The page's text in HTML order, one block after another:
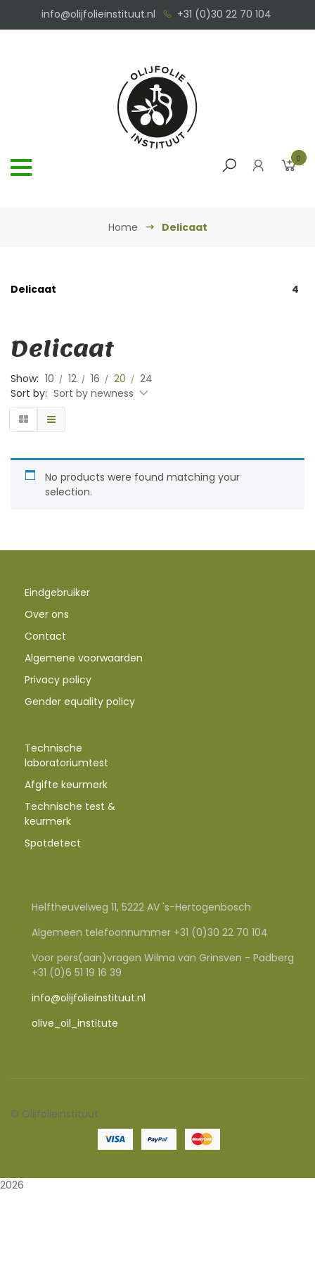
info@olijfolieinstituut.nl +31 (0)30 22 70 104
0
Home Delicaat
Delicaat 4
Delicaat
Show: 10 12 16 20
24
Sort by: Sort by newness
No products were found matching your
selection.
Eindgebruiker
Over ons
Contact
Algemene voorwaarden
Privacy policy
Gender equality policy
Technische
laboratoriumtest
Afgifte keurmerk
Technische test &
keurmerk
Spotdetect
Helftheuvelweg 11, 5222 AV 's-Hertogenbosch
Algemeen telefoonnummer +31 (0)30 22 70 104
Voor pers(aan)vragen Wilma van Grinsven - Padberg
+31 (0)6 51 19 16 39
info@olijfolieinstituut.nl
olive_oil_institute
© Olijfolieinstituut
2026